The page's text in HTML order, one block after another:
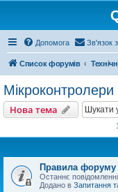
Допомога Зв'язок
Список форумів
Нова тема
Правила форуму
Останнє
Додано в Запитання